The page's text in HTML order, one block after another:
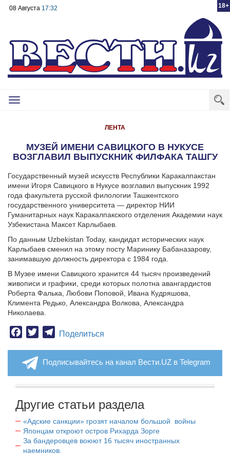
18+
08 Августа 17:32
Toggle
ЛЕНТА
МУЗЕЙ ИМЕНИ САВИЦКОГО В НУКУСЕ
ВОЗГЛАВИЛ ВЫПУСКНИК ФИЛФАКА ТАШГУ
Государственный музей искусств Республики Каракалпакстан
имени Игоря Савицкого в Нукусе возглавил выпускник 1992
года факультета русской филологии Ташкентского
государственного университета — директор НИИ
Гуманитарных наук Каракалпакского отделения Академии наук
Узбекистана Максет Карлыбаев.
По данным Uzbekistan Today, кандидат исторических наук
Карлыбаев сменил на этому посту Маринику Бабаназарову,
занимавшую должность директора с 1984 года.
В Музее имени Савицкого хранится 44 тысяч произведений
живописи и графики, среди которых полотна авангардистов
Роберта Фалька, Любови Поповой, Ивана Кудряшова,
Климента Редько, Александра Волкова, Александра
Николаева.
Facebook
TwitterTelegram
Поделиться
Подписывайтесь на канал Вести.UZ в Telegram
Другие статьи раздела
«Адские санкции» грозят началом большой войны
Японцам откроют остров Рихарда Зорге
За бандеровцев воюют 16 тысяч иностранных
наемников.